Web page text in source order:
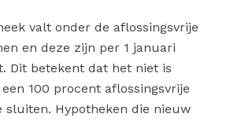
valt onder de aflossingsvrije
en deze zijn per 1 januari
Dit betekent dat het niet is
100 procent aflossingsvrije
sluiten. Hypotheken die nieuw